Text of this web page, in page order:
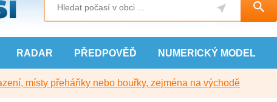
RADAR PŘEDPOVĚĎ NUMERICKÝ MODEL
místy přeháňky nebo bouřky, zejména na východě